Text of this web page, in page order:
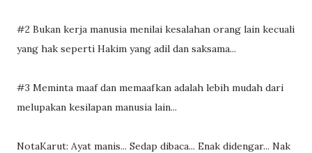
#2 Bukan kerja manusia menilai kesalahan orang lain kecuali
yang hak seperti Hakim yang adil dan saksama...
#3 Meminta maaf dan memaafkan adalah lebih mudah dari
melupakan kesilapan manusia lain...
NotaKarut: Ayat manis... Sedap dibaca... Enak didengar... Nak